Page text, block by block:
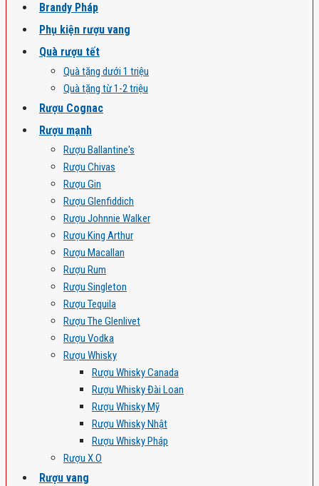
Brandy Pháp
Phụ kiện rượu vang
Quà rượu tết
Quà tặng dưới 1 triệu
Quà tặng từ 1-2 triệu
Rượu Cognac
Rượu mạnh
Rượu Ballantine's
Rượu Chivas
Rượu Gin
Rượu Glenfiddich
Rượu Johnnie Walker
Rượu King Arthur
Rượu Macallan
Rượu Rum
Rượu Singleton
Rượu Tequila
Rượu The Glenlivet
Rượu Vodka
Rượu Whisky
Rượu Whisky Canada
Rượu Whisky Đài Loan
Rượu Whisky Mỹ
Rượu Whisky Nhật
Rượu Whisky Pháp
Rượu X.O
Rượu vang